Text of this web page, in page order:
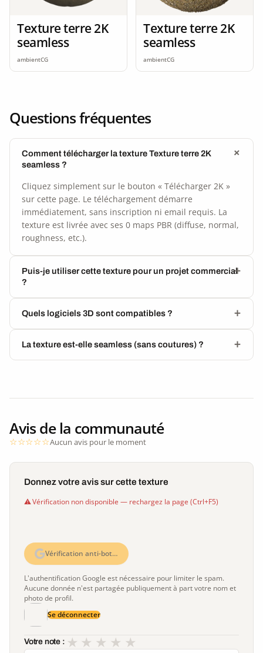
Texture terre 2K
seamless
ambientCG
Texture terre 2K
seamless
ambientCG
Questions fréquentes
Comment télécharger la texture Texture terre 2K
seamless ?
Cliquez simplement sur le bouton « Télécharger 2K »
sur cette page. Le téléchargement démarre
immédiatement, sans inscription ni email requis. La
texture est livrée avec ses 0 maps PBR (diffuse, normal,
roughness, etc.).
Puis-je utiliser cette texture pour un projet commercial
?
Quels logiciels 3D sont compatibles ?
La texture est-elle seamless (sans coutures) ?
Avis de la communauté
Aucun avis pour le moment
Donnez votre avis sur cette texture
Vérification non disponible — rechargez la page (Ctrl+F5)
Vérification anti-bot…
L'authentification Google est nécessaire pour limiter le spam.
Aucune donnée n'est partagée publiquement à part votre nom et
photo de profil.
Se déconnecter
Votre note : ★
★
★
★
★